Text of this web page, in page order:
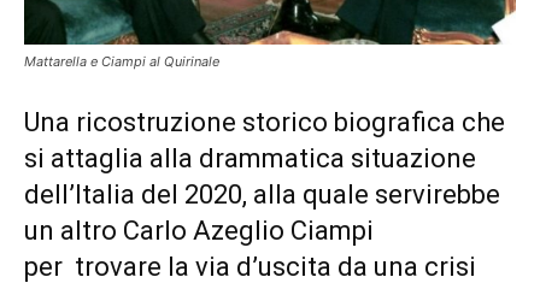
Mattarella e Ciampi al Quirinale
Una ricostruzione storico biografica che
si attaglia alla drammatica situazione
dell’Italia del 2020, alla quale servirebbe
un altro Carlo Azeglio Ciampi
per trovare la via d’uscita da una crisi